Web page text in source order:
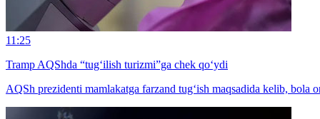
11:25
Tramp AQShda “tug‘ilish turizmi”ga chek qo‘ydi
AQSh prezidenti mamlakatga farzand tug‘ish maqsadida kelib,